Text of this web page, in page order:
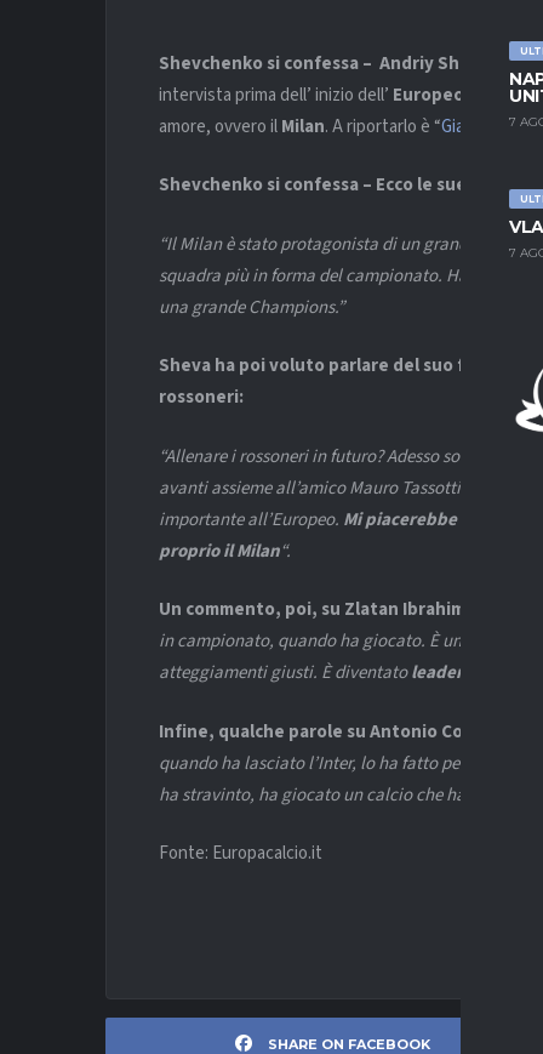
7
7
Shevchenko si confessa – Andriy Shevchenko
intervista prima dell’ inizio dell’ Europeo
. I temi
amore, ovvero ilMilan. A riportarlo è “Gianluca Di
Shevchenko si confessa – Ecco le sue
“Il Milan è stato protagonista di un grande finale
squadra più in forma del campionato. Ha
una grande Champions.”
Sheva ha poi voluto parlare del suo futuro
rossoneri:
“Allenare i rossoneri in futuro?Adessosono molto
avanti assieme all’amico Mauro Tassotti.
importante all’Europeo. Mi piacerebbe un
proprio il Milan“.
Un commento, poi, su Zlatan Ibrahimovic:
in campionato, quando ha giocato. È un
atteggiamenti giusti. È diventatoleader
Infine, qualche parole su Antonio Conte e sul
quando ha lasciato l’Inter, lo ha fatto perchè
ha stravinto, ha giocato un calcio che ha
Fonte: Europacalcio.it
SHARE ON FACEBOOK